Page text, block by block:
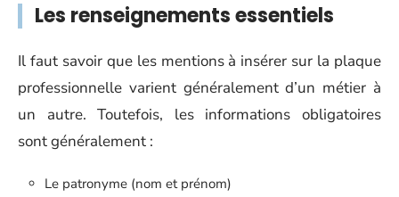
Les renseignements essentiels
Il faut savoir que les mentions à insérer sur la plaque
professionnelle varient généralement d’un métier à
un autre. Toutefois, les informations obligatoires
sont généralement :
Le patronyme (nom et prénom)